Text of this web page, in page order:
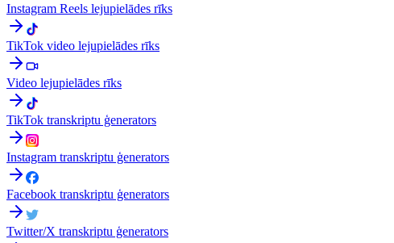
Instagram Reels lejupielādes rīks
TikTok video lejupielādes rīks
Video lejupielādes rīks
TikTok transkriptu ģenerators
Instagram transkriptu ģenerators
Facebook transkriptu ģenerators
Twitter/X transkriptu ģenerators